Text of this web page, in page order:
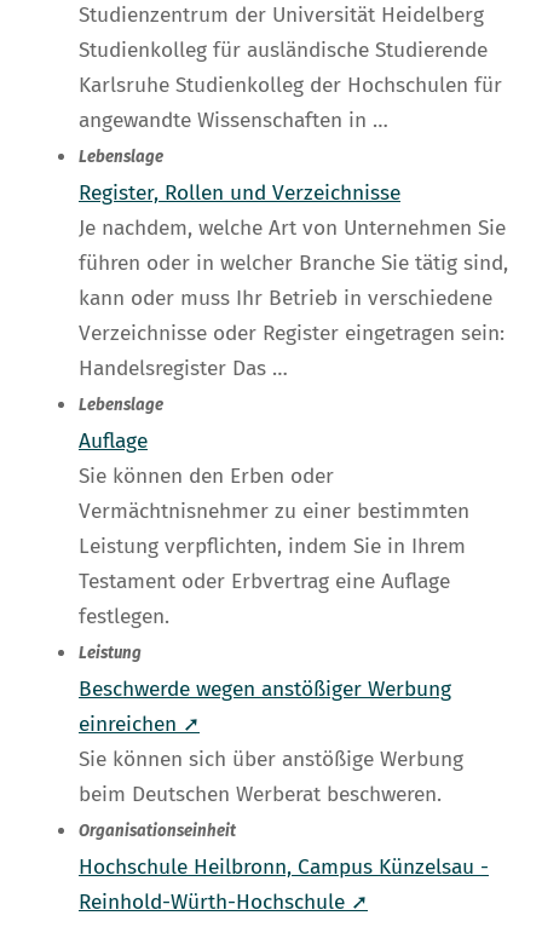
Studienzentrum der Universität Heidelberg
Studienkolleg für ausländische Studierende
Karlsruhe Studienkolleg der Hochschulen für
angewandte Wissenschaften in …
Lebenslage
Register, Rollen und Verzeichnisse
Je nachdem, welche Art von Unternehmen Sie
führen oder in welcher Branche Sie tätig sind,
kann oder muss Ihr Betrieb in verschiedene
Verzeichnisse oder Register eingetragen sein:
Handelsregister Das …
Lebenslage
Auflage
Sie können den Erben oder
Vermächtnisnehmer zu einer bestimmten
Leistung verpflichten, indem Sie in Ihrem
Testament oder Erbvertrag eine Auflage
festlegen.
Leistung
Beschwerde wegen anstößiger Werbung
einreichen ➚
Sie können sich über anstößige Werbung
beim Deutschen Werberat beschweren.
Organisationseinheit
Hochschule Heilbronn, Campus Künzelsau -
Reinhold-Würth-Hochschule ➚